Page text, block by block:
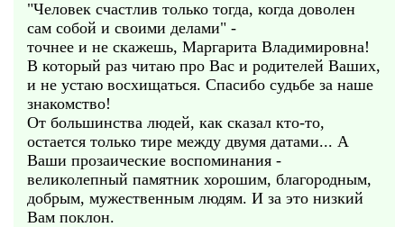
"Человек счастлив только тогда, когда доволен
сам собой и своими делами" -
точнее и не скажешь, Маргарита Владимировна!
В который раз читаю про Вас и родителей Ваших,
и не устаю восхищаться. Спасибо судьбе за наше
знакомство!
От большинства людей, как сказал кто-то,
остается только тире между двумя датами... А
Ваши прозаические воспоминания -
великолепный памятник хорошим, благородным,
добрым, мужественным людям. И за это низкий
Вам поклон.